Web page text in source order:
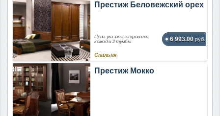
Престиж Беловежский орех
Цена указана за кровать,
комод и 2 тумбы
6 993.00 руб.
Спальня
Престиж Мокко